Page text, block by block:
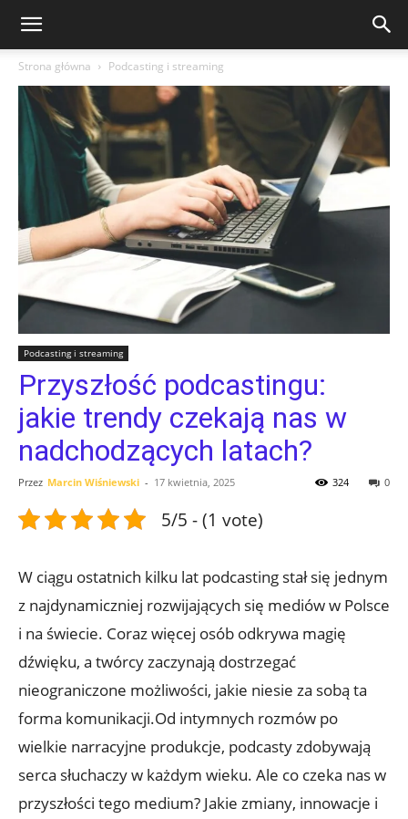
Strona główna Podcasting i streaming
Podcasting i streaming
Przyszłość podcastingu:
jakie trendy czekają nas w
nadchodzących latach?
Przez Marcin Wiśniewski - 17 kwietnia, 2025 0
324
5/5 - (1 vote)
W ciągu ostatnich kilku lat podcasting stał się jednym
z najdynamiczniej rozwijających się mediów w Polsce
i na świecie. Coraz więcej osób odkrywa magię
dźwięku, a twórcy zaczynają dostrzegać
nieograniczone możliwości, jakie niesie za sobą ta
forma komunikacji.Od intymnych rozmów po
wielkie narracyjne produkcje, podcasty zdobywają
serca słuchaczy w każdym wieku. Ale co czeka nas w
przyszłości tego medium? Jakie zmiany, innowacje i